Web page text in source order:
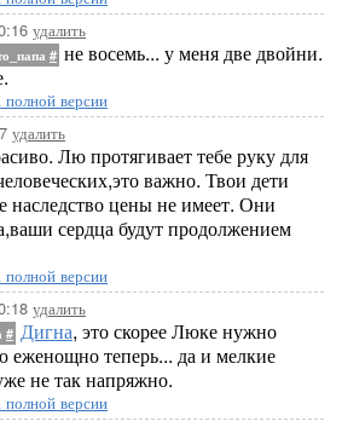
удалить
# не восемь... у меня две двойни.
версии
удалить
Лю протягивает тебе руку для
важно. Твои дети
наследство цены не имеет. Они
сердца будут продолжением
версии
удалить
# Дигна, это скорее Люке нужно
еженощно теперь... да и мелкие
не так напряжно.
версии